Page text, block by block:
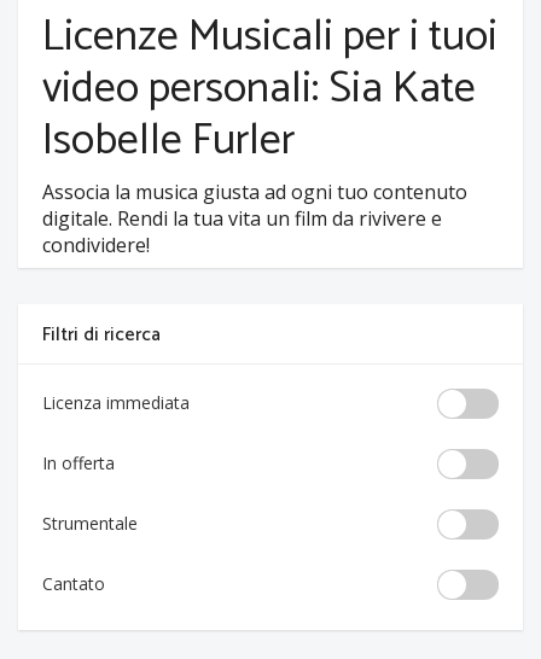
Licenze Musicali per i tuoi
video personali: Sia Kate
Isobelle Furler
Associa la musica giusta ad ogni tuo contenuto
digitale. Rendi la tua vita un film da rivivere e
condividere!
Filtri di ricerca
Licenza immediata
In offerta
Strumentale
Cantato